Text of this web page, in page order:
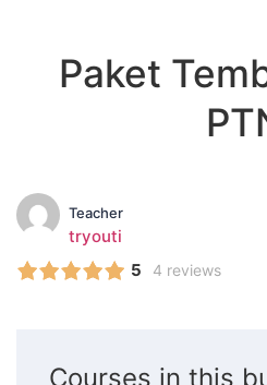
Paket
Teacher
tryouti
5
4 reviews
Courses in this